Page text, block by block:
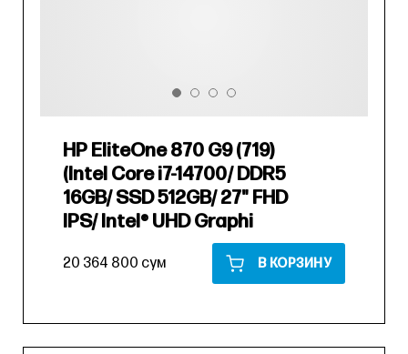
HP EliteOne 870 G9 (719)
(Intel Core i7-14700/ DDR5
16GB/ SSD 512GB/ 27" FHD
IPS/ Intel® UHD Graphi
20 364 800 сум В КОРЗИНУ